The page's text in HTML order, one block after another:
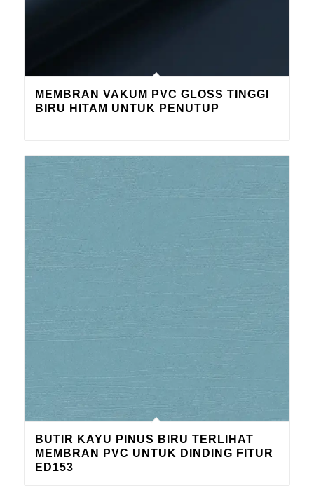
MEMBRAN VAKUM PVC GLOSS TINGGI
BIRU HITAM UNTUK PENUTUP
BUTIR KAYU PINUS BIRU TERLIHAT
MEMBRAN PVC UNTUK DINDING FITUR
ED153